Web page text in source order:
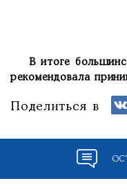
В итоге
рекомендовала
Поделиться в